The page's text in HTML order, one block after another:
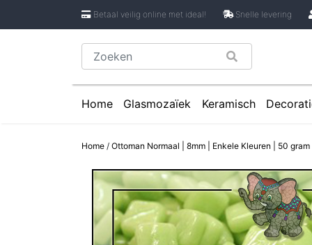
Betaal veilig online met ideal! Snelle levering
Home
Glasmozaïek
Glasmozaïek steentjes 2 cm
Glasmozaïek steentjes Pixel 8 mm
Glasmozaïek steentjes Rond
Glasmozaïek steentjes
Glasmozaïek steentjes Speciale
Keramisch
Keramische
Keramische Cirkels
Keramische
Keramische
Keramische
Home / Ottoman Normaal | 8mm | Enkele Kleuren | 50